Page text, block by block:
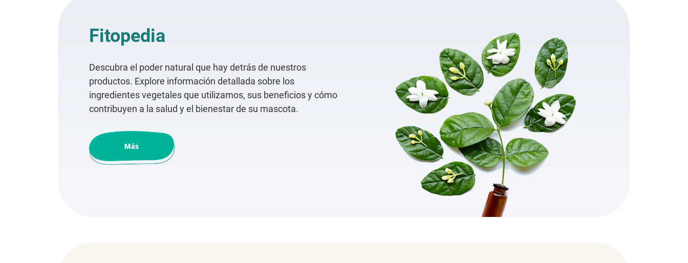
Fitopedia
Descubra el poder natural que hay detrás de nuestros
productos. Explore información detallada sobre los
ingredientes vegetales que utilizamos, sus beneficios y cómo
contribuyen a la salud y el bienestar de su mascota.
Más